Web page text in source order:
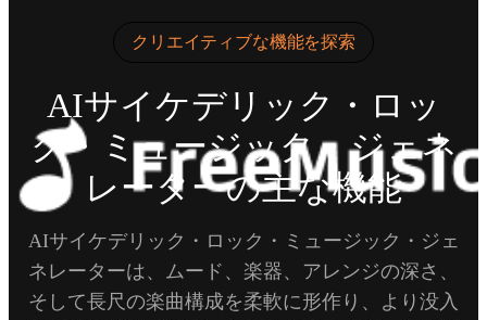
クリエイティブな機能を探索
AIサイケデリック・ロッ
ク・ミュージック・ジェネ
レーターの主な機能
AIサイケデリック・ロック・ミュージック・ジェ
ネレーターは、ムード、楽器、アレンジの深さ、
そして長尺の楽曲構成を柔軟に形作り、より没入